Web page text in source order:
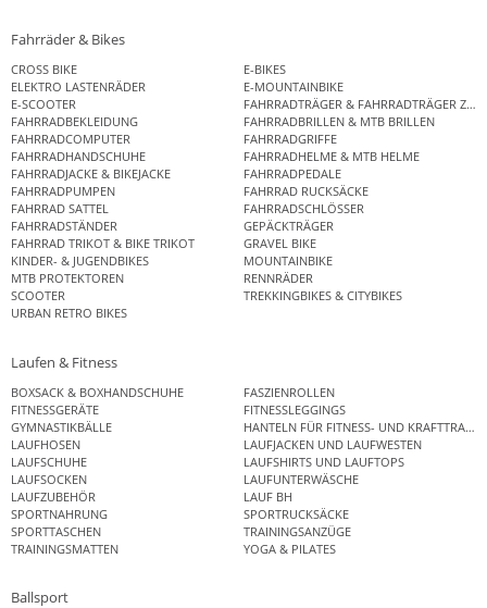
Fahrräder & Bikes
CROSS BIKE
E-BIKES
ELEKTRO LASTENRÄDER
E-MOUNTAINBIKE
E-SCOOTER
FAHRRADTRÄGER & FAHRRADTRÄGER
FAHRRADBEKLEIDUNG
FAHRRADBRILLEN & MTB BRILLEN
FAHRRADCOMPUTER
FAHRRADGRIFFE
FAHRRADHANDSCHUHE
FAHRRADHELME & MTB HELME
FAHRRADJACKE & BIKEJACKE
FAHRRADPEDALE
FAHRRADPUMPEN
FAHRRAD RUCKSÄCKE
FAHRRAD SATTEL
FAHRRADSCHLÖSSER
FAHRRADSTÄNDER
GEPÄCKTRÄGER
FAHRRAD TRIKOT & BIKE TRIKOT
GRAVEL BIKE
KINDER- & JUGENDBIKES
MOUNTAINBIKE
MTB PROTEKTOREN
RENNRÄDER
SCOOTER
TREKKINGBIKES & CITYBIKES
URBAN RETRO BIKES
Laufen & Fitness
BOXSACK & BOXHANDSCHUHE
FASZIENROLLEN
FITNESSGERÄTE
FITNESSLEGGINGS
GYMNASTIKBÄLLE
HANTELN FÜR FITNESS- UND
LAUFHOSEN
LAUFJACKEN UND LAUFWESTEN
LAUFSCHUHE
LAUFSHIRTS UND LAUFTOPS
LAUFSOCKEN
LAUFUNTERWÄSCHE
LAUFZUBEHÖR
LAUF BH
SPORTNAHRUNG
SPORTRUCKSÄCKE
SPORTTASCHEN
TRAININGSANZÜGE
TRAININGSMATTEN
YOGA & PILATES
Ballsport